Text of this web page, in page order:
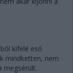
kifelé eső
mindketten, nem
megsérült.